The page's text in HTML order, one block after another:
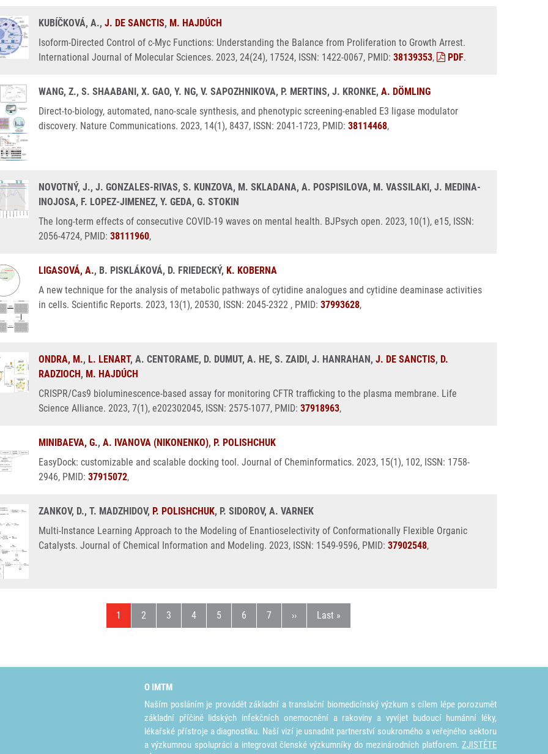
KUBÍČKOVÁ, A., J. DE SANCTIS, M. HAJDÚCH
Isoform-Directed Control of c-Myc Functions: Understanding the Balance from Proliferation to Growth Arrest.
International Journal of Molecular Sciences. 2023, 24(24), 17524, ISSN: 1422-0067, PMID: 38139353, PDF.
WANG, Z., S. SHAABANI, X. GAO, Y. NG, V. SAPOZHNIKOVA, P. MERTINS, J. KRONKE, A. DÖMLING
Direct-to-biology, automated, nano-scale synthesis, and phenotypic screening-enabled E3 ligase modulator
discovery. Nature Communications. 2023, 14(1), 8437, ISSN: 2041-1723, PMID: 38114468,
NOVOTNÝ, J., J. GONZALES-RIVAS, S. KUNZOVA, M. SKLADANA, A. POSPISILOVA, M. VASSILAKI, J. MEDINA-
INOJOSA, F. LOPEZ-JIMENEZ, Y. GEDA, G. STOKIN
The long-term effects of consecutive COVID-19 waves on mental health. BJPsych open. 2023, 10(1), e15, ISSN:
2056-4724, PMID: 38111960,
LIGASOVÁ, A., B. PISKLÁKOVÁ, D. FRIEDECKÝ, K. KOBERNA
A new technique for the analysis of metabolic pathways of cytidine analogues and cytidine deaminase activities
in cells. Scientific Reports. 2023, 13(1), 20530, ISSN: 2045-2322 , PMID: 37993628,
ONDRA, M., L. LENART, A. CENTORAME, D. DUMUT, A. HE, S. ZAIDI, J. HANRAHAN, J. DE SANCTIS, D.
RADZIOCH , M. HAJDÚCH
CRISPR/Cas9 bioluminescence-based assay for monitoring CFTR trafficking to the plasma membrane. Life
Science Alliance. 2023, 7(1), e202302045, ISSN: 2575-1077, PMID: 37918963,
MINIBAEVA, G., A. IVANOVA (NIKONENKO), P. POLISHCHUK
EasyDock: customizable and scalable docking tool. Journal of Cheminformatics. 2023, 15(1), 102, ISSN: 1758-
2946, PMID: 37915072,
ZANKOV, D., T. MADZHIDOV, P. POLISHCHUK, P. SIDOROV, A. VARNEK
Multi-Instance Learning Approach to the Modeling of Enantioselectivity of Conformationally Flexible Organic
Catalysts. Journal of Chemical Information and Modeling. 2023, ISSN: 1549-9596, PMID: 37902548,
Aktuální stránka
1 Stránka
2 Stránka
3 Stránka
4 Stránka
5 Stránka
6 Stránka
7 Následující stránka
›› Poslední stránka
Last »
O IMTM
Naším posláním je provádět základní a translační biomedicínský výzkum s cílem lépe porozumět
základní příčině lidských infekčních onemocnění a rakoviny a vyvíjet budoucí humánní léky,
lékařské přístroje a diagnostiku. Naší vizí je usnadnit partnerství soukromého a veřejného sektoru
a výzkumnou spolupráci a integrovat členské výzkumníky do mezinárodních platforem. ZJISTĚTE